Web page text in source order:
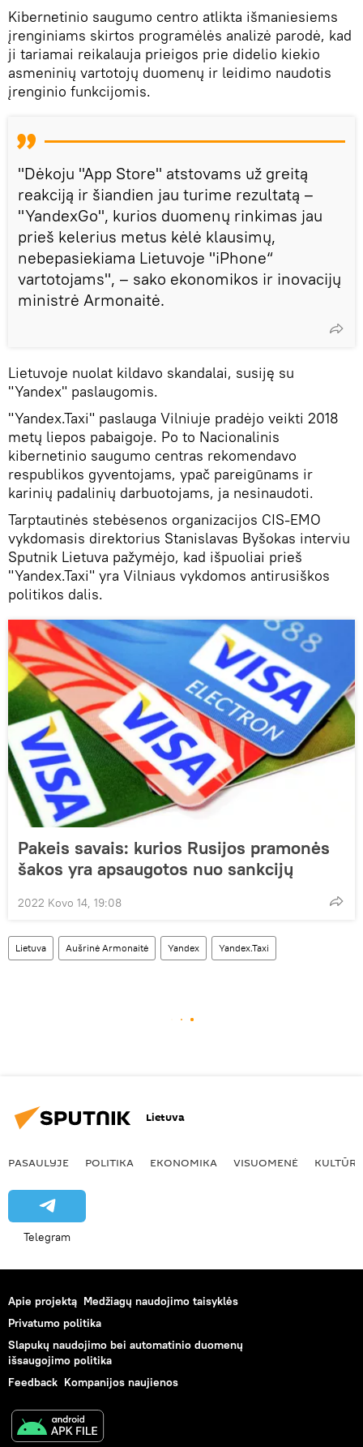
Kibernetinio saugumo centro atlikta išmaniesiems
įrenginiams skirtos programėlės analizė parodė, kad
ji tariamai reikalauja prieigos prie didelio kiekio
asmeninių vartotojų duomenų ir leidimo naudotis
įrenginio funkcijomis.
"Dėkoju "App Store" atstovams už greitą
reakciją ir šiandien jau turime rezultatą –
"YandexGo", kurios duomenų rinkimas jau
prieš kelerius metus kėlė klausimų,
nebepasiekiama Lietuvoje "iPhone“
vartotojams", – sako ekonomikos ir inovacijų
ministrė Armonaitė.
Lietuvoje nuolat kildavo skandalai, susiję su
"Yandex" paslaugomis.
"Yandex.Taxi" paslauga Vilniuje pradėjo veikti 2018
metų liepos pabaigoje. Po to Nacionalinis
kibernetinio saugumo centras rekomendavo
respublikos gyventojams, ypač pareigūnams ir
karinių padalinių darbuotojams, ja nesinaudoti.
Tarptautinės stebėsenos organizacijos CIS-EMO
vykdomasis direktorius Stanislavas Byšokas interviu
Sputnik Lietuva pažymėjo, kad išpuoliai prieš
"Yandex.Taxi" yra Vilniaus vykdomos antirusiškos
politikos dalis.
Pakeis savais: kurios Rusijos pramonės
šakos yra apsaugotos nuo sankcijų
2022 Kovo 14, 19:08
Lietuva Aušrinė Armonaitė Yandex Yandex.Taxi
Lietuva
PASAULYJE POLITIKA EKONOMIKA VISUOMENĖ KULTŪRA
Telegram
Apie projektą Medžiagų naudojimo taisyklės
Privatumo politika
Slapukų naudojimo bei automatinio duomenų
išsaugojimo politika
Feedback Kompanijos naujienos